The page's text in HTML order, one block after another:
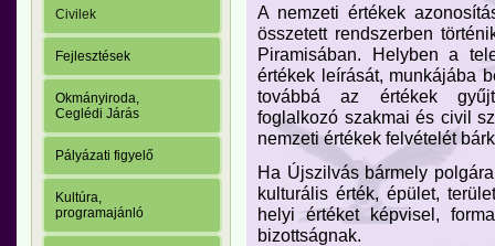
Civilek
Fejlesztések
Okmányiroda,
Ceglédi Járás
Pályázati figyelő
Kultúra,
programajánló
A nemzeti értékek
összetett rendszerben
Piramisában. Helyben a
értékek leírását, munkájába
továbbá az értékek
foglalkozó szakmai és civil
nemzeti értékek felvételét
Ha Újszilvás bármely
kulturális érték, épület,
helyi értéket képvisel,
bizottságnak.